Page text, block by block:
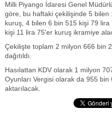
Milli Piyango İdaresi Genel
göre, bu haftaki çekilişinde 5
kuruş, 4 bilen 6 bin 515 kişi 79
kişi 11 lira 75'er kuruş ikramiye
Çekilişte toplam 2 milyon 666 bin
dağıtıldı.
Hasılattan KDV olarak 1 milyon
Oyunları Vergisi olarak da 955
aktarılacak.